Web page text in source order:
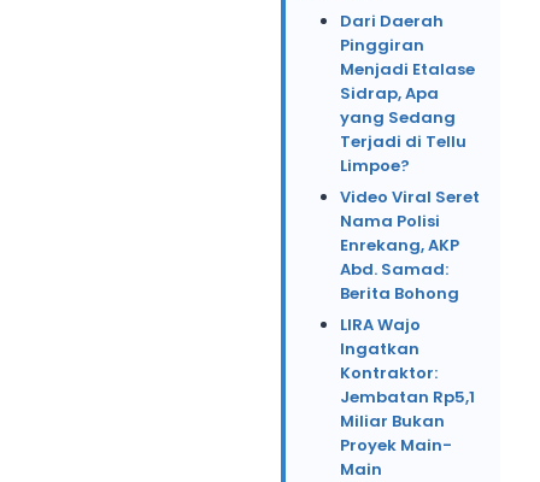
Dari Daerah
Pinggiran
Menjadi Etalase
Sidrap, Apa
yang Sedang
Terjadi di Tellu
Limpoe?
Video Viral Seret
Nama Polisi
Enrekang, AKP
Abd. Samad:
Berita Bohong
LIRA Wajo
Ingatkan
Kontraktor:
Jembatan Rp5,1
Miliar Bukan
Proyek Main-
Main